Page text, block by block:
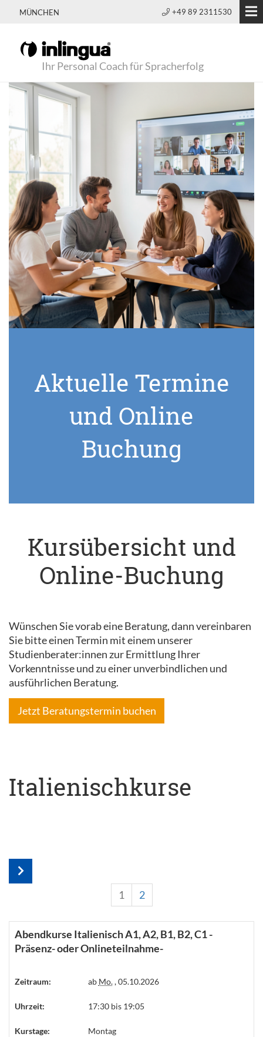
MÜNCHEN +49 89 2311530
Ihr Personal Coach für Spracherfolg
Aktuelle Termine
und Online
Buchung
Kursübersicht und
Online-Buchung
Wünschen Sie vorab eine Beratung, dann vereinbaren
Sie bitte einen Termin mit einem unserer
Studienberater:innen zur Ermittlung Ihrer
Vorkenntnisse und zu einer unverbindlichen und
ausführlichen Beratung.
Jetzt Beratungstermin buchen
Italienischkurse
1 2
Abendkurse Italienisch A1, A2, B1, B2, C1 -
Präsenz- oder Onlineteilnahme-
Zeitraum: ab Mo., 05.10.2026
Uhrzeit: 17:30 bis 19:05
Kurstage: Montag